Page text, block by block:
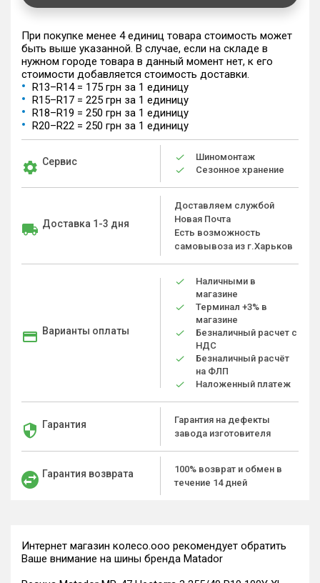
При покупке менее 4 единиц товара стоимость может
быть выше указанной. В случае, если на складе в
нужном городе товара в данный момент нет, к его
стоимости добавляется стоимость доставки.
R13–R14 = 175 грн за 1 единицу
R15–R17 = 225 грн за 1 единицу
R18–R19 = 250 грн за 1 единицу
R20–R22 = 250 грн за 1 единицу
Сервис
Шиномонтаж
Сезонное хранение
Доставка 1-3 дня
Доставляем службой
Новая Почта
Есть возможность
самовывоза из г.Харьков
Варианты оплаты
Наличными в
магазине
Терминал +3% в
магазине
Безналичный расчет с
НДС
Безналичный расчёт
на ФЛП
Наложенный платеж
Гарантия
Гарантия на дефекты
завода изготовителя
Гарантия возврата
100% возврат и обмен в
течение 14 дней
Интернет магазин колесо.ооо рекомендует обратить
Ваше внимание на шины бренда Matador